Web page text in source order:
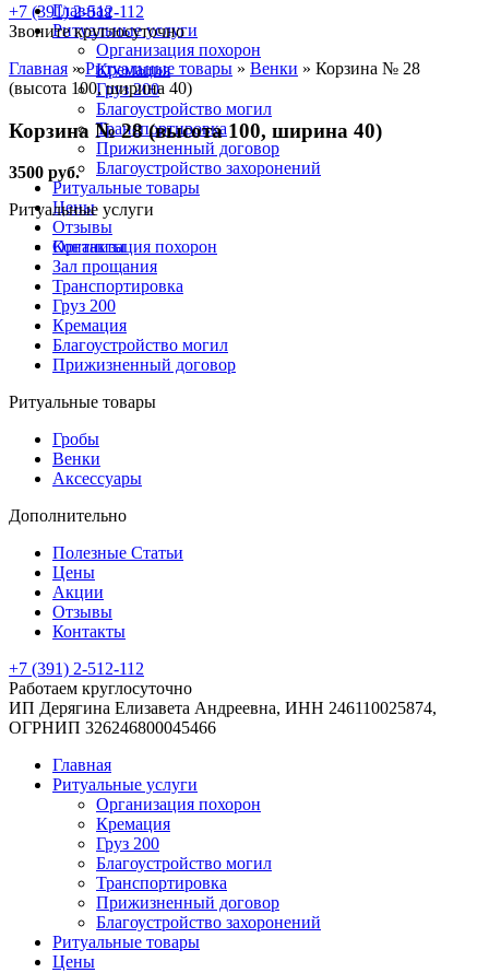
Главная
Ритуальные услуги
Организация похорон
Кремация
Груз 200
Благоустройство могил
Транспортировка
Прижизненный договор
Благоустройство захоронений
Ритуальные товары
Цены
Отзывы
Контакты
+7 (391) 2-512-112
Звоните круглосуточно
Главная »Ритуальные товары » Венки » Корзина № 28
(высота 100, ширина 40)
Корзина № 28 (высота 100, ширина 40)
3500 руб.
Ритуальные услуги
Организация похорон
Зал прощания
Транспортировка
Груз 200
Кремация
Благоустройство могил
Прижизненный договор
Ритуальные товары
Гробы
Венки
Аксессуары
Дополнительно
Полезные Статьи
Цены
Акции
Отзывы
Контакты
+7 (391) 2-512-112
Работаем круглосуточно
ИП Дерягина Елизавета Андреевна, ИНН 246110025874,
ОГРНИП 326246800045466
Главная
Ритуальные услуги
Организация похорон
Кремация
Груз 200
Благоустройство могил
Транспортировка
Прижизненный договор
Благоустройство захоронений
Ритуальные товары
Цены